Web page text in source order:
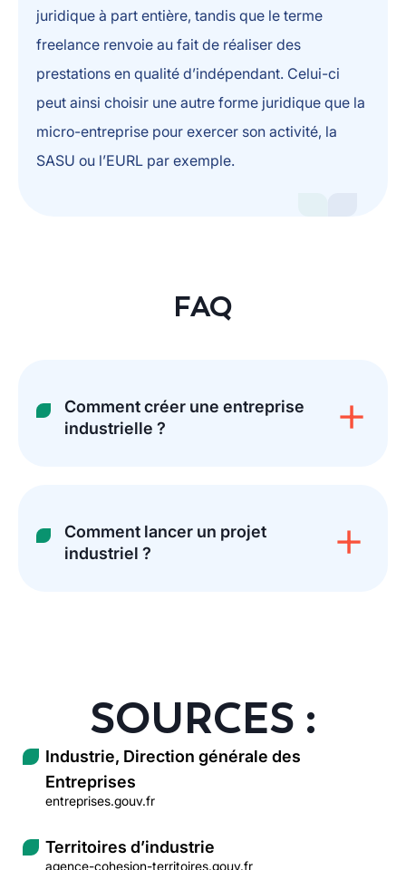
juridique à part entière, tandis que le terme
freelance renvoie au fait de réaliser des
prestations en qualité d’indépendant. Celui-ci
peut ainsi choisir une autre forme juridique que la
micro-entreprise pour exercer son activité, la
SASU ou l’EURL par exemple.
FAQ
Comment créer une entreprise
industrielle ?
Comment lancer un projet
industriel ?
SOURCES :
Industrie, Direction générale des
Entreprises
entreprises.gouv.fr
Territoires d’industrie
agence-cohesion-territoires.gouv.fr